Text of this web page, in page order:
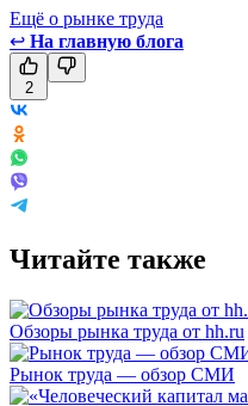
Ещё о рынке труда
↩ На главную блога
2
Читайте также
Обзоры рынка труда от hh.ru
Рынок труда — обзор СМИ